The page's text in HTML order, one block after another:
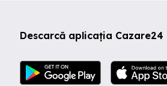
Descarcă aplicația Cazare24